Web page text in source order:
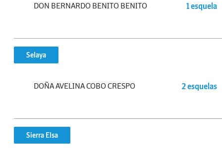
DON BERNARDO BENITO BENITO 1 esquela
Selaya
DOÑA AVELINA COBO CRESPO 2 esquelas
Sierra Elsa